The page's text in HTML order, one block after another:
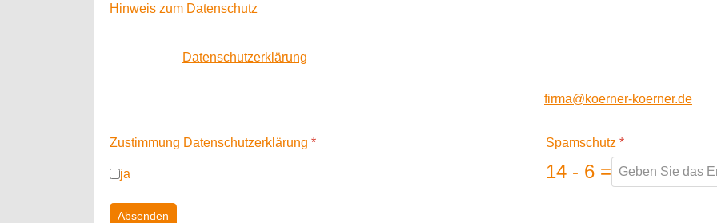
Hinweis zum Datenschutz
Datenschutzerklärung
firma@koerner-koerner.de
Zustimmung Datenschutzerklärung *
ja
Spamschutz *
14 - 6 =
Absenden